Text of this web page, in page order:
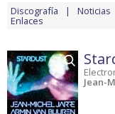
Discografía Noticias
Enlaces
Jean-